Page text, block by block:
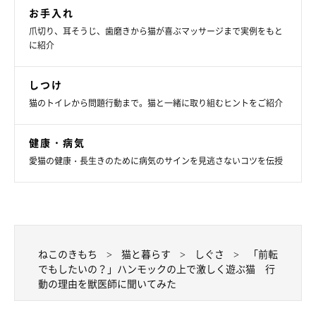
――猫はときどき人がまねできない姿を見せますが、注意するこ
となどはありますか。飼い主さんの見守り方を教えてください。
山口先生：
「遊具が安全に取り付けられていることや、ふだん使用する様子
を観察して安全に遊べているかどうかを気にしてあげてくださ
い。あまりにも激しく遊ぶ様子が見られたり、日ごろからヒヤッ
とする様子があったりする場合は、より安全に遊べるグッズに変
えることも必要です」
れません。
関連記事:
「よく同じポーズをするけど、前転でもしたい
の？」独特なハンモックの使い方をする猫にク
お手入れ
爪切り、耳そうじ、歯磨きから猫が喜ぶマッサージまで実例をもと
に紹介
しつけ
猫のトイレから問題行動まで。猫と一緒に取り組むヒントをご紹介
健康・病気
愛猫の健康・長生きのために病気のサインを見逃さないコツを伝授
ねこのきもち 猫と暮らす しぐさ
「前転
でもしたいの？」ハンモックの上で激しく遊ぶ猫 行
動の理由を獣医師に聞いてみた